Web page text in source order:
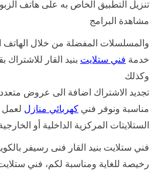
تنزيل التطبيق الخاص به على هاتف
مشاهدة البرامج
والمسلسلات المفضلة من خلال الهاتف
خدمة فني ستلايت بنيد القار للاشتراك
وكذلك
تجديد الاشتراك اضافة الى عروض
مناسبة ونوفر فني كهربائي منازل لعمل
الستلايتات المركزية الداخلية أو
فني ستلايت بنيد القار فنى رسيفر
رخيصة للغاية ومناسبة لكم، فني ستلايت